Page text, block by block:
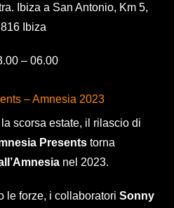
Ibiza a San Antonio, Km 5,
Ibiza
– 06.00
– Amnesia 2023
scorsa estate, il rilascio di
Presents torna
nel 2023.
le forze, i collaboratori Sonny